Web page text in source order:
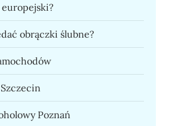
obrączki ślubne?
Poznań